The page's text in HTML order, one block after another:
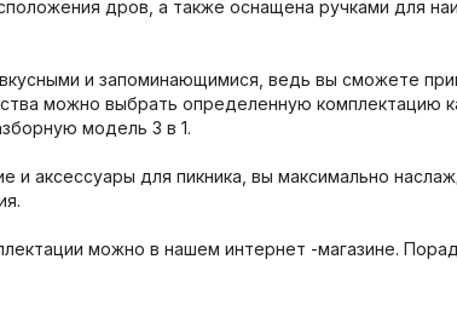
дров, а также оснащена ручками для
и запоминающимися, ведь вы сможете
можно выбрать определенную комплектацию
модель 3 в 1.
и аксессуары для пикника, вы максимально
можно в нашем интернет -магазине.